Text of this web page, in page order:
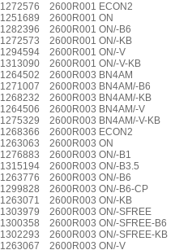
1272576 2600R001 ECON2
1251689 2600R001 ON
1282396 2600R001 ON/-B6
1272573 2600R001 ON/-KB
1294594 2600R001 ON/-V
1313090 2600R001 ON/-V-KB
1264502 2600R003 BN4AM
1271007 2600R003 BN4AM/-B6
1268232 2600R003 BN4AM/-KB
1264506 2600R003 BN4AM/-V
1275329 2600R003 BN4AM/-V-KB
1268366 2600R003 ECON2
1263063 2600R003 ON
1276883 2600R003 ON/-B1
1315194 2600R003 ON/-B3.5
1263776 2600R003 ON/-B6
1299828 2600R003 ON/-B6-CP
1263071 2600R003 ON/-KB
1303979 2600R003 ON/-SFREE
1300358 2600R003 ON/-SFREE-B6
1302293 2600R003 ON/-SFREE-KB
1263067 2600R003 ON/-V